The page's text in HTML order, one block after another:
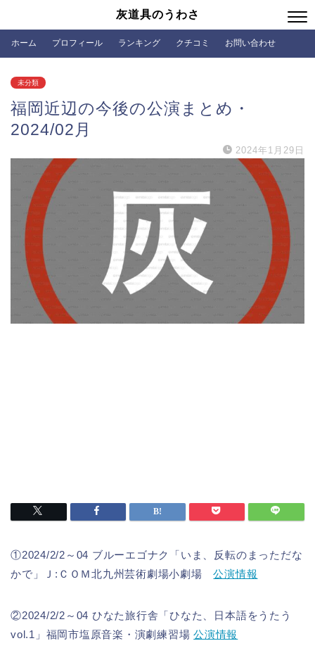
灰道具のうわさ
ホーム プロフィール ランキング クチコミ お問い合わせ
未分類
福岡近辺の今後の公演まとめ・
2024/02月
2024年1月29日
①2024/2/2～04 ブルーエゴナク「いま、反転のまっただな
かで」Ｊ:ＣＯＭ北九州芸術劇場小劇場公演情報
②2024/2/2～04 ひなた旅行舎「ひなた、日本語をうたう
vol.1」福岡市塩原音楽・演劇練習場公演情報